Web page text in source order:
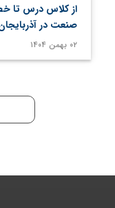
از کلاس درس تا خط
صنعت در
۰۲ بهمن ۱۴۰۴